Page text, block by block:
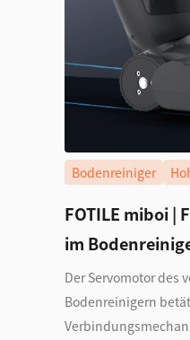
Bodenreiniger
FOTILE miboi |
im
Der Servomotor des
Bodenreinigern